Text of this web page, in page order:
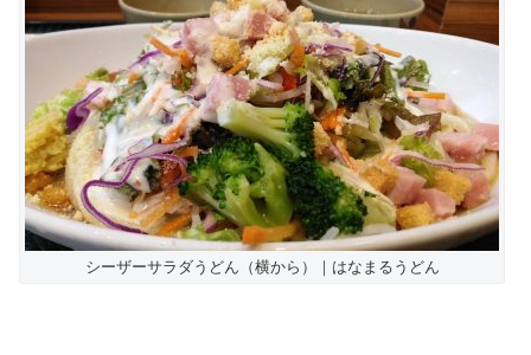
シーザーサラダうどん（横から）｜はなまるうどん